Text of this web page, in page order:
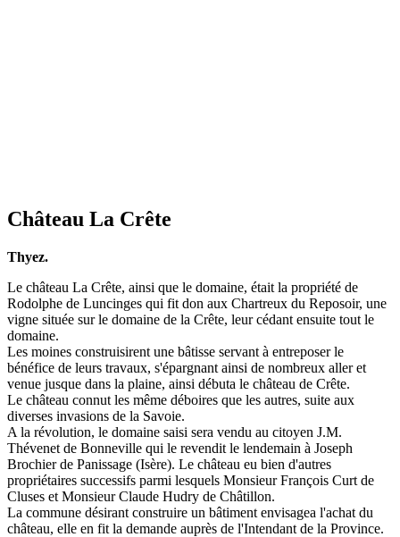
Château La Crête
Thyez.
Le château La Crête, ainsi que le domaine, était la propriété de
Rodolphe de Luncinges qui fit don aux Chartreux du Reposoir, une
vigne située sur le domaine de la Crête, leur cédant ensuite tout le
domaine.
Les moines construisirent une bâtisse servant à entreposer le
bénéfice de leurs travaux, s'épargnant ainsi de nombreux aller et
venue jusque dans la plaine, ainsi débuta le château de Crête.
Le château connut les même déboires que les autres, suite aux
diverses invasions de la Savoie.
A la révolution, le domaine saisi sera vendu au citoyen J.M.
Thévenet de Bonneville qui le revendit le lendemain à Joseph
Brochier de Panissage (Isère). Le château eu bien d'autres
propriétaires successifs parmi lesquels Monsieur François Curt de
Cluses et Monsieur Claude Hudry de Châtillon.
La commune désirant construire un bâtiment envisagea l'achat du
château, elle en fit la demande auprès de l'Intendant de la Province.